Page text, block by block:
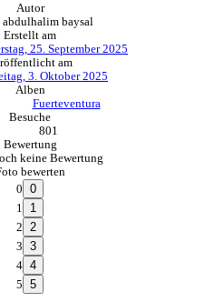
Autor
abdulhalim baysal
Erstellt am
25. September 2025
am
3. Oktober 2025
Alben
Fuerteventura
Besuche
801
Bewertung
keine Bewertung
bewerten
0
1
2
3
4
5